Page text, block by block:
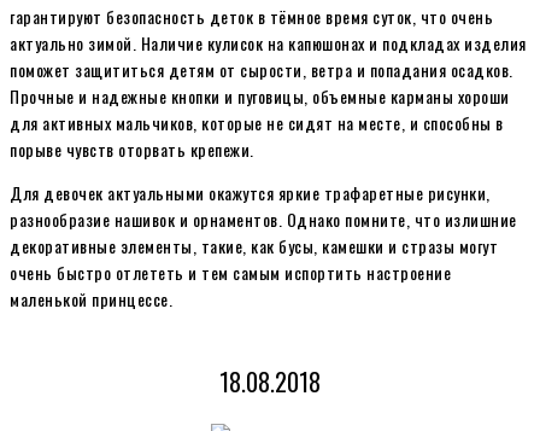
гарантируют безопасность деток в тёмное время суток, что очень
актуально зимой. Наличие кулисок на капюшонах и подкладах изделия
поможет защититься детям от сырости, ветра и попадания осадков.
Прочные и надежные кнопки и пуговицы, объемные карманы хороши
для активных мальчиков, которые не сидят на месте, и способны в
порыве чувств оторвать крепежи.
Для девочек актуальными окажутся яркие трафаретные рисунки,
разнообразие нашивок и орнаментов. Однако помните, что излишние
декоративные элементы, такие, как бусы, камешки и стразы могут
очень быстро отлететь и тем самым испортить настроение
маленькой принцессе.
18.08.2018